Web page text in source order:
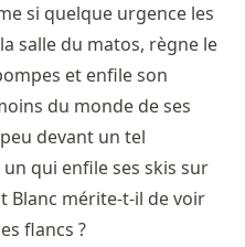
si quelque urgence les
salle du matos, règne le
et enfile son
du monde de ses
devant un tel
qui enfile ses skis sur
Blanc mérite-t-il de voir
flancs ?